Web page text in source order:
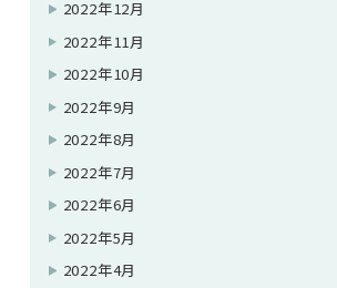
2022年12月
2022年11月
2022年10月
2022年9月
2022年8月
2022年7月
2022年6月
2022年5月
2022年4月